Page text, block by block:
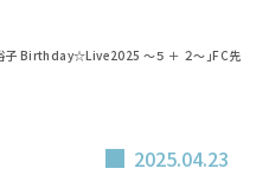
子 Birthday☆Live2025 ～５ ＋ ２～」FC先
2025.04.23